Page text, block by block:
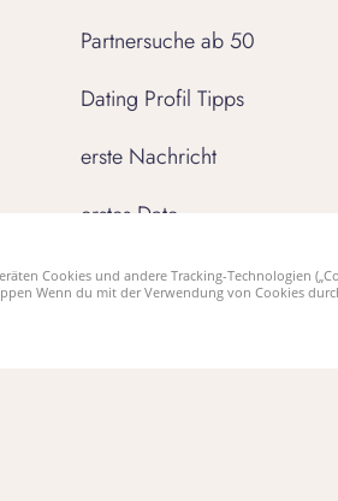
Partnersuche ab 50
Dating Profil Tipps
erste Nachricht
erstes Date
Neuanfang nach Trennung
Cookies und andere Tracking-Technologien
Wenn du mit der Verwendung von Cookies